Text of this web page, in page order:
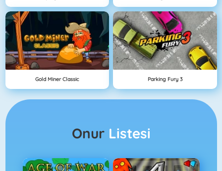
Gold Miner Classic Parking Fury 3
Onur Listesi